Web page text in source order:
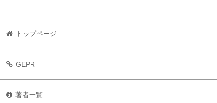
トップページ
GEPR
著者一覧